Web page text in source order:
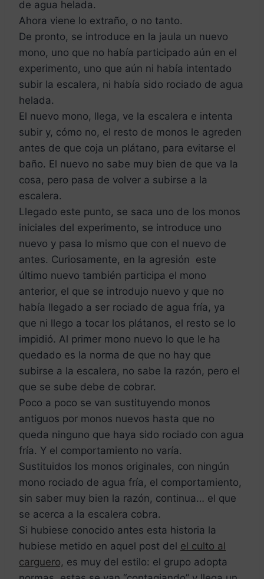
de agua helada.
Ahora viene lo extraño, o no tanto.
De pronto, se introduce en la jaula un nuevo
mono, uno que no había participado aún en el
experimento, uno que aún ni había intentado
subir la escalera, ni había sido rociado de agua
helada.
El nuevo mono, llega, ve la escalera e intenta
subir y, cómo no, el resto de monos le agreden
antes de que coja un plátano, para evitarse el
baño. El nuevo no sabe muy bien de que va la
cosa, pero pasa de volver a subirse a la
escalera.
Llegado este punto, se saca uno de los monos
iniciales del experimento, se introduce uno
nuevo y pasa lo mismo que con el nuevo de
antes. Curiosamente, en la agresión este
último nuevo también participa el mono
anterior, el que se introdujo nuevo y que no
había llegado a ser rociado de agua fría, ya
que ni llego a tocar los plátanos, el resto se lo
impidió. Al primer mono nuevo lo que le ha
quedado es la norma de que no hay que
subirse a la escalera, no sabe la razón, pero el
que se sube debe de cobrar.
Poco a poco se van sustituyendo monos
antiguos por monos nuevos hasta que no
queda ninguno que haya sido rociado con agua
fría. Y el comportamiento no varía.
Sustituidos los monos originales, con ningún
mono rociado de agua fría, el comportamiento,
sin saber muy bien la razón, continua… el que
se acerca a la escalera cobra.
Si hubiese conocido antes esta historia la
hubiese metido en aquel post del el culto al
carguero, es muy del estilo: el grupo adopta